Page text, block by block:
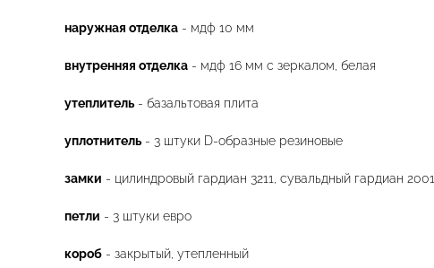
наружная отделка - мдф 10 мм
внутренняя отделка - мдф 16 мм с зеркалом, белая
утеплитель - базальтовая плита
уплотнитель - 3 штуки D-образные резиновые
замки - цилиндровый гардиан 3211, сувальдный гардиан 2001
петли - 3 штуки евро
короб - закрытый, утепленный